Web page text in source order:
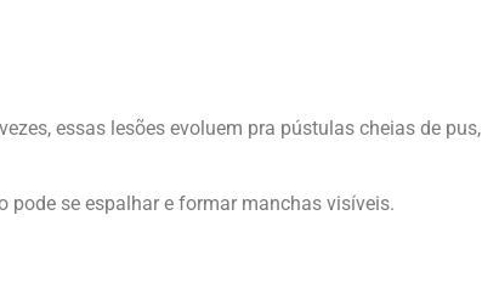
essas lesões evoluem pra pústulas cheias de pus,
pode se espalhar e formar manchas visíveis.